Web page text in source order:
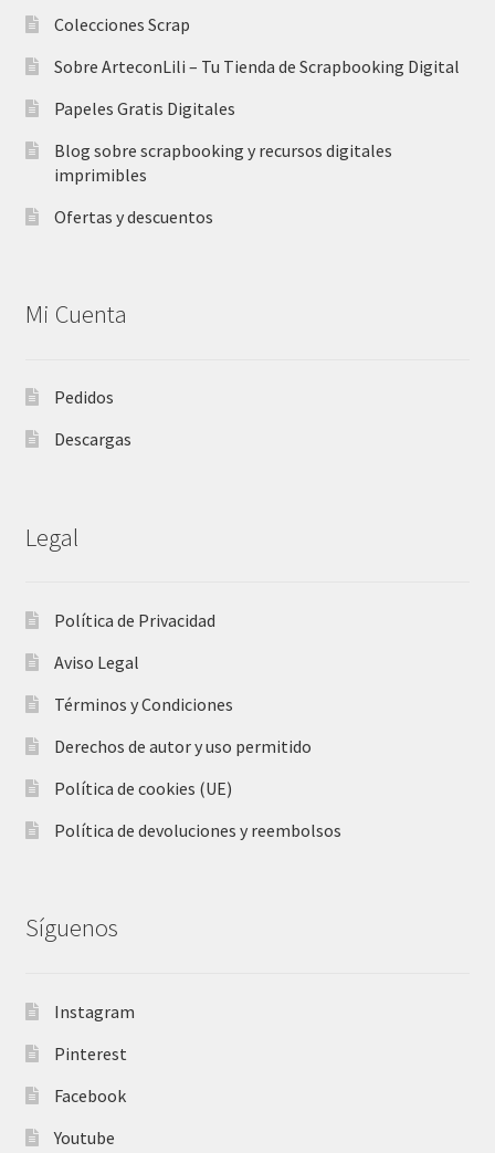
Colecciones Scrap
Sobre ArteconLili – Tu Tienda de Scrapbooking Digital
Papeles Gratis Digitales
Blog sobre scrapbooking y recursos digitales
imprimibles
Ofertas y descuentos
Mi Cuenta
Pedidos
Descargas
Legal
Política de Privacidad
Aviso Legal
Términos y Condiciones
Derechos de autor y uso permitido
Política de cookies (UE)
Política de devoluciones y reembolsos
Síguenos
Instagram
Pinterest
Facebook
Youtube